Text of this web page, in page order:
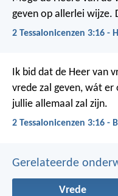
geven op allerlei wijze.
2 Tessalonicenzen 3:16 -
Ik bid dat de Heer van
vrede zal geven, wát
jullie allemaal zal zijn.
2 Tessalonicenzen 3:16 -
Gerelateerde
Vrede